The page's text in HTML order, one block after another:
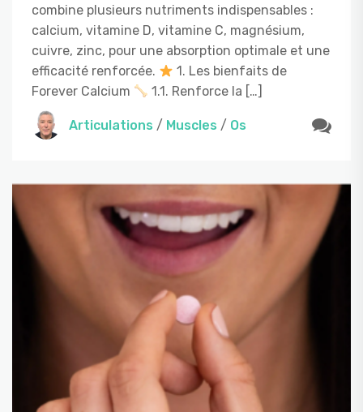
combine plusieurs nutriments indispensables :
calcium, vitamine D, vitamine C, magnésium,
cuivre, zinc, pour une absorption optimale et une
efficacité renforcée.
1. Les bienfaits de
Forever Calcium
1.1. Renforce la […]
Articulations / Muscles / Os